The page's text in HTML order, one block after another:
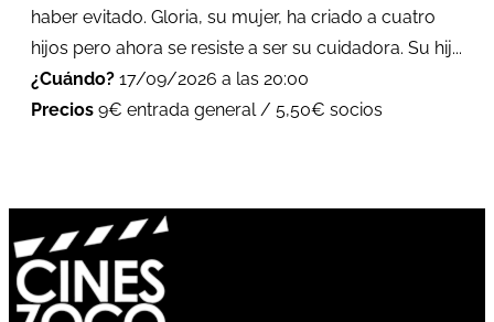
haber evitado. Gloria, su mujer, ha criado a cuatro
hijos pero ahora se resiste a ser su cuidadora. Su hij...
¿Cuándo? 17/09/2026 a las 20:00
Precios 9€ entrada general / 5,50€ socios